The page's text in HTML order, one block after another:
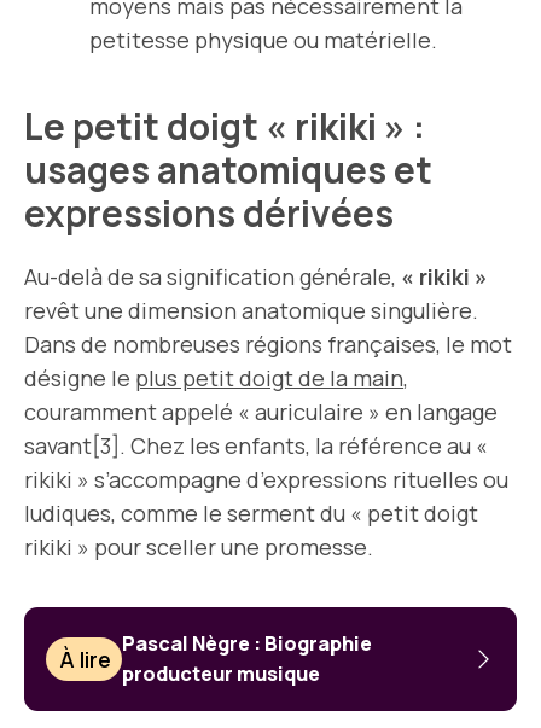
moyens mais pas nécessairement la
petitesse physique ou matérielle.
Le petit doigt « rikiki » :
usages anatomiques et
expressions dérivées
Au-delà de sa signification générale, « rikiki »
revêt une dimension anatomique singulière.
Dans de nombreuses régions françaises, le mot
désigne le plus petit doigt de la main,
couramment appelé « auriculaire » en langage
savant[3]. Chez les enfants, la référence au «
rikiki » s’accompagne d’expressions rituelles ou
ludiques, comme le serment du « petit doigt
rikiki » pour sceller une promesse.
À lire
Pascal Nègre : Biographie
producteur musique